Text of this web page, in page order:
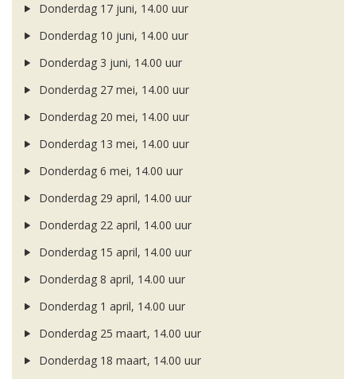
Donderdag 17 juni, 14.00 uur
Donderdag 10 juni, 14.00 uur
Donderdag 3 juni, 14.00 uur
Donderdag 27 mei, 14.00 uur
Donderdag 20 mei, 14.00 uur
Donderdag 13 mei, 14.00 uur
Donderdag 6 mei, 14.00 uur
Donderdag 29 april, 14.00 uur
Donderdag 22 april, 14.00 uur
Donderdag 15 april, 14.00 uur
Donderdag 8 april, 14.00 uur
Donderdag 1 april, 14.00 uur
Donderdag 25 maart, 14.00 uur
Donderdag 18 maart, 14.00 uur